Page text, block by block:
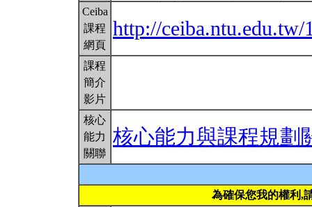
Ceiba
課程
網頁
http://
課程
簡介
影片
核心
能力
關聯
核心能力與課程規劃
為確保您我的權利,